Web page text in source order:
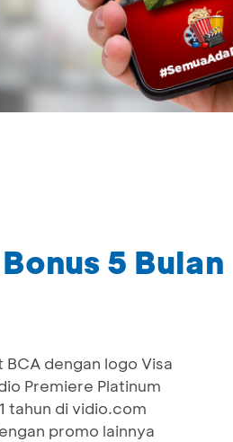
5 Bulan
dengan logo Visa
Premiere Platinum
tahun di vidio.com
promo lainnya